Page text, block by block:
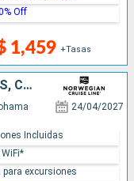
1,459 +Tasas
Off
JAPÓN, FRANCIA, ESTADOS UNIDOS, CANADÁ
24/04/2027
Incluidas
WiFi*
para excursiones